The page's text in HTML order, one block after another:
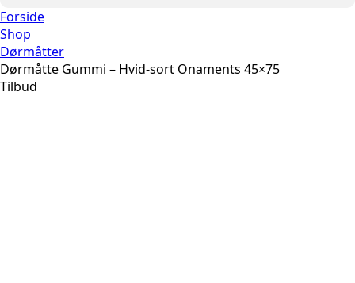
Forside
Shop
Dørmåtter
Dørmåtte Gummi – Hvid-sort Onaments 45×75
Tilbud